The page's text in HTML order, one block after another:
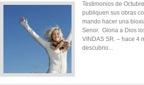
Testimonios de
publiquen sus obras
mando hacer una
Senor. Gloria a Dios
VINDAS SR. – hace 4
descubrio...